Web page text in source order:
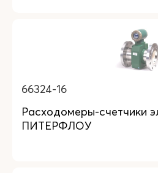
66324-16
Расходомеры-счетчики
ПИТЕРФЛОУ